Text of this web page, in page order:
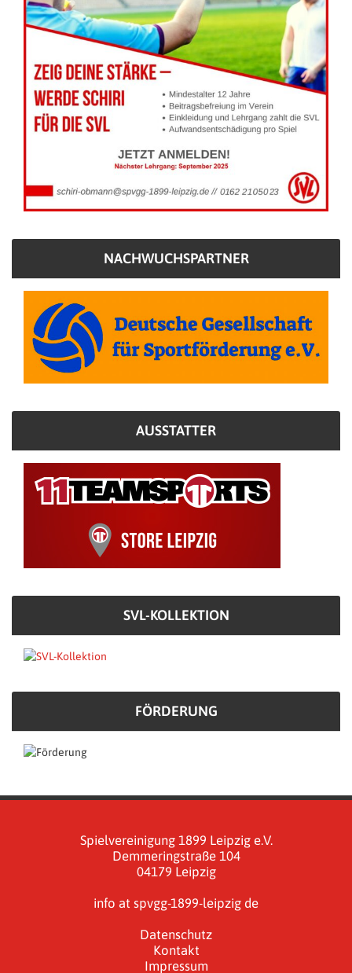
NACHWUCHSPARTNER
AUSSTATTER
SVL-KOLLEKTION
FÖRDERUNG
Spielvereinigung 1899 Leipzig e.V.
Demmeringstraße 104
04179 Leipzig
info at spvgg-1899-leipzig de
Datenschutz
Kontakt
Impressum